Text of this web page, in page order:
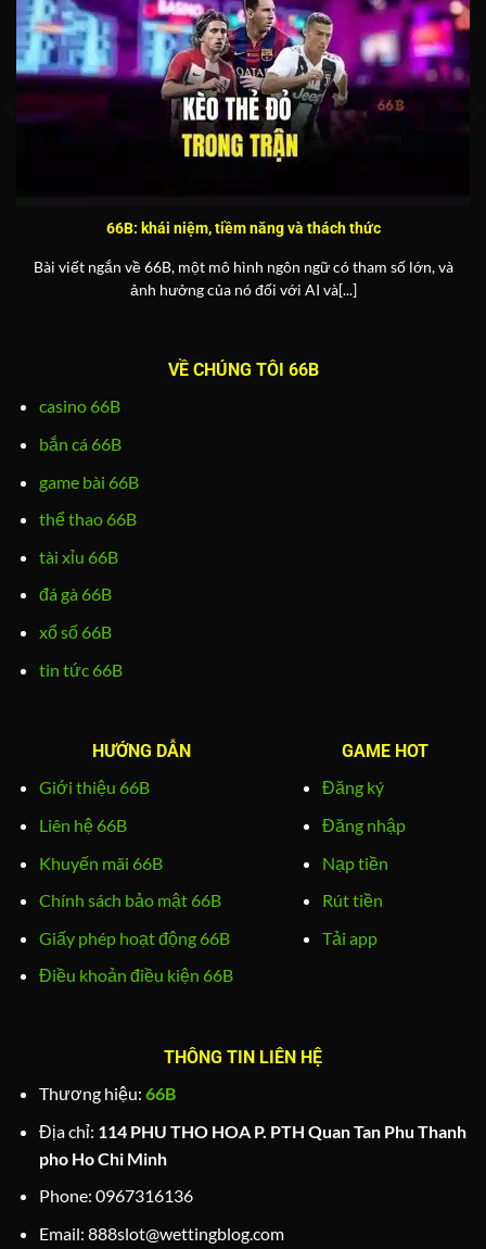
66B: khái niệm, tiềm năng và thách thức
Bài viết ngắn về 66B, một mô hình ngôn ngữ có tham số lớn, và
ảnh hưởng của nó đối với AI và[...]
VỀ CHÚNG TÔI 66B
casino 66B
bắn cá 66B
game bài 66B
thể thao 66B
tài xỉu 66B
đá gà 66B
xổ số 66B
tin tức 66B
HƯỚNG DẪN
Giới thiệu 66B
Liên hệ 66B
Khuyến mãi 66B
Chính sách bảo mật 66B
Giấy phép hoạt động 66B
Điều khoản điều kiện 66B
GAME HOT
Đăng ký
Đăng nhập
Nạp tiền
Rút tiền
Tải app
THÔNG TIN LIÊN HỆ
Thương hiệu: 66B
Địa chỉ: 114 PHU THO HOA P. PTH Quan Tan Phu Thanh
pho Ho Chi Minh
Phone: 0967316136
Email: 888slot@wettingblog.com